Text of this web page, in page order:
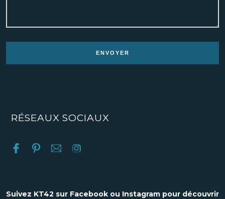
RÉSEAUX SOCIAUX
Suivez KT42 sur Facebook ou Instagram pour découvrir